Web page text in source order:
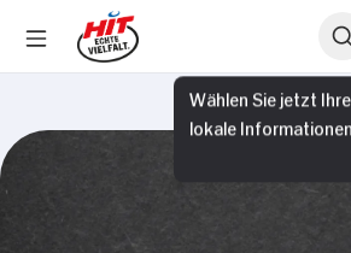
Wählen Sie jetzt
lokale